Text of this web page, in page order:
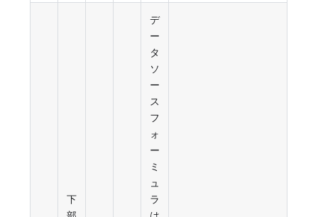
下
デ
ー
タ
ソ
ー
ス
フ
ォ
ー
ミ
ュ
ラ